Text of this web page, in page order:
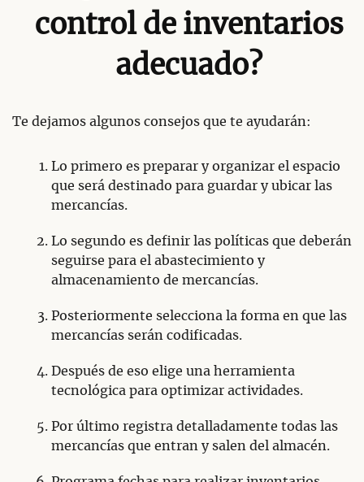
control de inventarios
adecuado?
Te dejamos algunos consejos que te ayudarán:
Lo primero es preparar y organizar el espacio
que será destinado para guardar y ubicar las
mercancías.
Lo segundo es definir las políticas que deberán
seguirse para el abastecimiento y
almacenamiento de mercancías.
Posteriormente selecciona la forma en que las
mercancías serán codificadas.
Después de eso elige una herramienta
tecnológica para optimizar actividades.
Por último registra detalladamente todas las
mercancías que entran y salen del almacén.